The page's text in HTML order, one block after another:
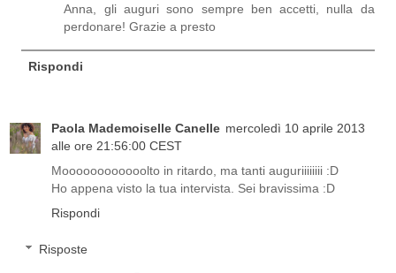
Anna, gli auguri sono sempre ben accetti, nulla da
perdonare! Grazie a presto
Rispondi
Paola Mademoiselle Canelle mercoledì 10 aprile 2013
alle ore 21:56:00 CEST
Moooooooooooolto in ritardo, ma tanti auguriiiiiiii :D
Ho appena visto la tua intervista. Sei bravissima :D
Rispondi
Risposte